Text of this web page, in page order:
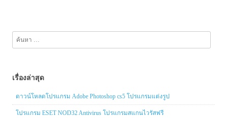
สำหรับ:
เรื่องล่าสุด
ดาวน์โหลดโปรแกรม Adobe Photoshop cs5 โปรแกรมแต่งรูป
โปรแกรม ESET NOD32 Antivirus โปรแกรมสแกนไวรัสฟรี